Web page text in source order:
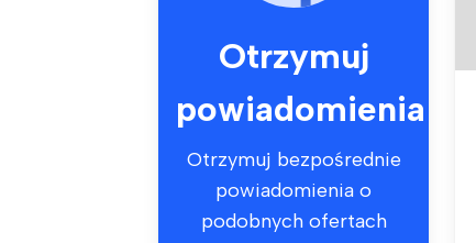
Otrzymuj
powiadomienia
Otrzymuj bezpośrednie
powiadomienia o
podobnych ofertach